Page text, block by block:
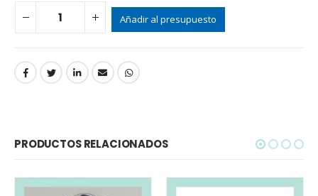
Añadir al presupuesto
PRODUCTOS RELACIONADOS